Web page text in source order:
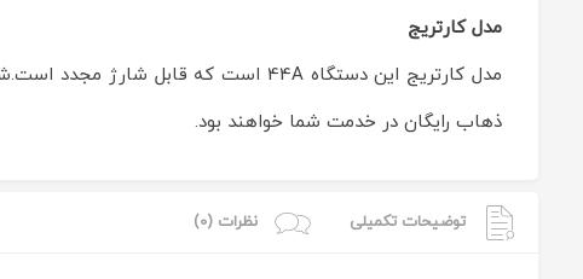
مدل کارتریج
مدل کارتریج این دستگاه 44A است که قابل شارژ مجدد است.شما با تماس با شرکت ایران چاپگر میتوانید نسبت به
ذهاب رایگان در خدمت شما خواهند بود.
توضیحات تکمیلی نظرات (0)